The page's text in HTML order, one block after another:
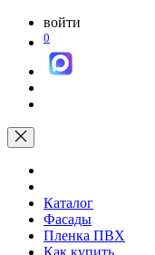
войти
0
Каталог
Фасады
Пленка ПВХ
Как купить